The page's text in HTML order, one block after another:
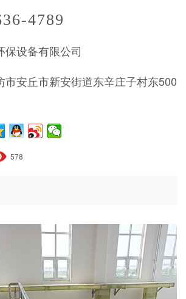
4789
保设备有限公司
市安丘市新安街道东辛庄子村东500
578